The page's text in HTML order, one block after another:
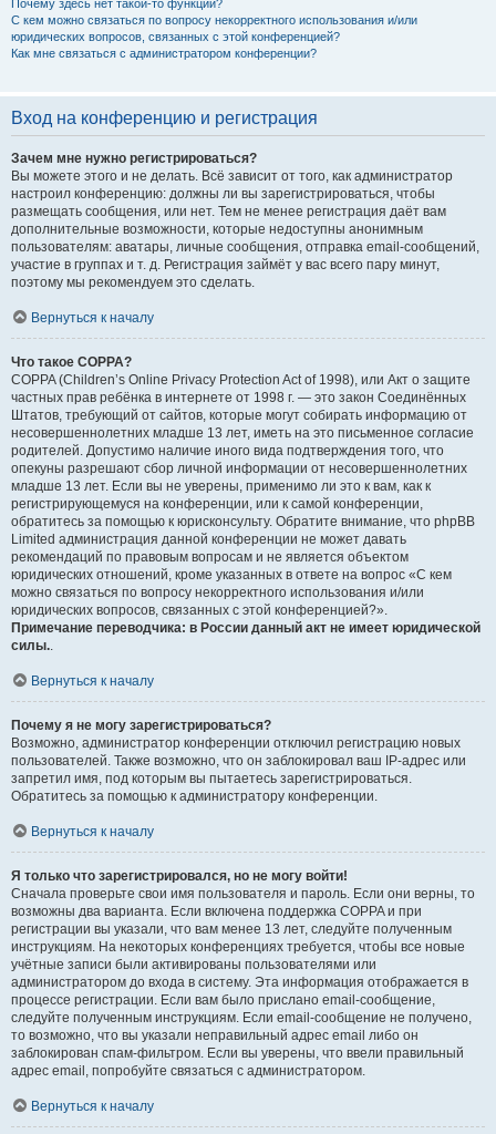
Почему здесь нет такой-то функции?
С кем можно связаться по вопросу некорректного использования и/или
юридических вопросов, связанных с этой конференцией?
Как мне связаться с администратором конференции?
Вход на конференцию и регистрация
Зачем мне нужно регистрироваться?
Вы можете этого и не делать. Всё зависит от того, как администратор
настроил конференцию: должны ли вы зарегистрироваться, чтобы
размещать сообщения, или нет. Тем не менее регистрация даёт вам
дополнительные возможности, которые недоступны анонимным
пользователям: аватары, личные сообщения, отправка email-сообщений,
участие в группах и т. д. Регистрация займёт у вас всего пару минут,
поэтому мы рекомендуем это сделать.
Вернуться к началу
Что такое COPPA?
COPPA (Children’s Online Privacy Protection Act of 1998), или Акт о защите
частных прав ребёнка в интернете от 1998 г. — это закон Соединённых
Штатов, требующий от сайтов, которые могут собирать информацию от
несовершеннолетних младше 13 лет, иметь на это письменное согласие
родителей. Допустимо наличие иного вида подтверждения того, что
опекуны разрешают сбор личной информации от несовершеннолетних
младше 13 лет. Если вы не уверены, применимо ли это к вам, как к
регистрирующемуся на конференции, или к самой конференции,
обратитесь за помощью к юрисконсульту. Обратите внимание, что phpBB
Limited администрация данной конференции не может давать
рекомендаций по правовым вопросам и не является объектом
юридических отношений, кроме указанных в ответе на вопрос «С кем
можно связаться по вопросу некорректного использования и/или
юридических вопросов, связанных с этой конференцией?».
Примечание переводчика: в России данный акт не имеет юридической
силы..
Вернуться к началу
Почему я не могу зарегистрироваться?
Возможно, администратор конференции отключил регистрацию новых
пользователей. Также возможно, что он заблокировал ваш IP-адрес или
запретил имя, под которым вы пытаетесь зарегистрироваться.
Обратитесь за помощью к администратору конференции.
Вернуться к началу
Я только что зарегистрировался, но не могу войти!
Сначала проверьте свои имя пользователя и пароль. Если они верны, то
возможны два варианта. Если включена поддержка COPPA и при
регистрации вы указали, что вам менее 13 лет, следуйте полученным
инструкциям. На некоторых конференциях требуется, чтобы все новые
учётные записи были активированы пользователями или
администратором до входа в систему. Эта информация отображается в
процессе регистрации. Если вам было прислано email-сообщение,
следуйте полученным инструкциям. Если email-сообщение не получено,
то возможно, что вы указали неправильный адрес email либо он
заблокирован спам-фильтром. Если вы уверены, что ввели правильный
адрес email, попробуйте связаться с администратором.
Вернуться к началу